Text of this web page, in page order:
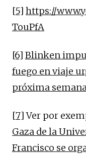
[5] https://
TouPfA
[6] Blinken
fuego en viaje
próxima
[7]Ver por
Gaza de la
Francisco se